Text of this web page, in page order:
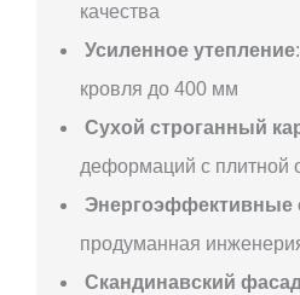
качества
Усиленное утепление
кровля до 400 мм
Сухой строганный
деформаций с плитной
Энергоэффективные
продуманная
Скандинавский